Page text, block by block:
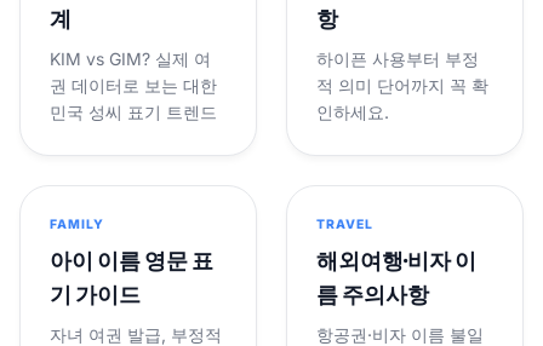
계
KIM vs GIM? 실제 여
권 데이터로 보는 대한
민국 성씨 표기 트렌드
항
하이픈 사용부터 부정
적 의미 단어까지 꼭 확
인하세요.
FAMILY
아이 이름 영문 표
기 가이드
자녀 여권 발급, 부정적
TRAVEL
해외여행·비자 이
름 주의사항
항공권·비자 이름 불일